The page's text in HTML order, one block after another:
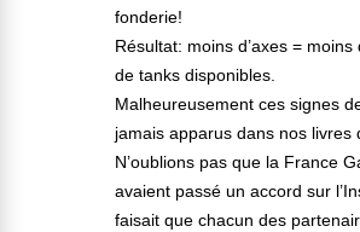
fonderie!
Résultat: moins d’axes =
de tanks disponibles.
Malheureusement ces signes
jamais apparus dans nos livres
N’oublions pas que la France
avaient passé un accord sur
faisait que chacun des